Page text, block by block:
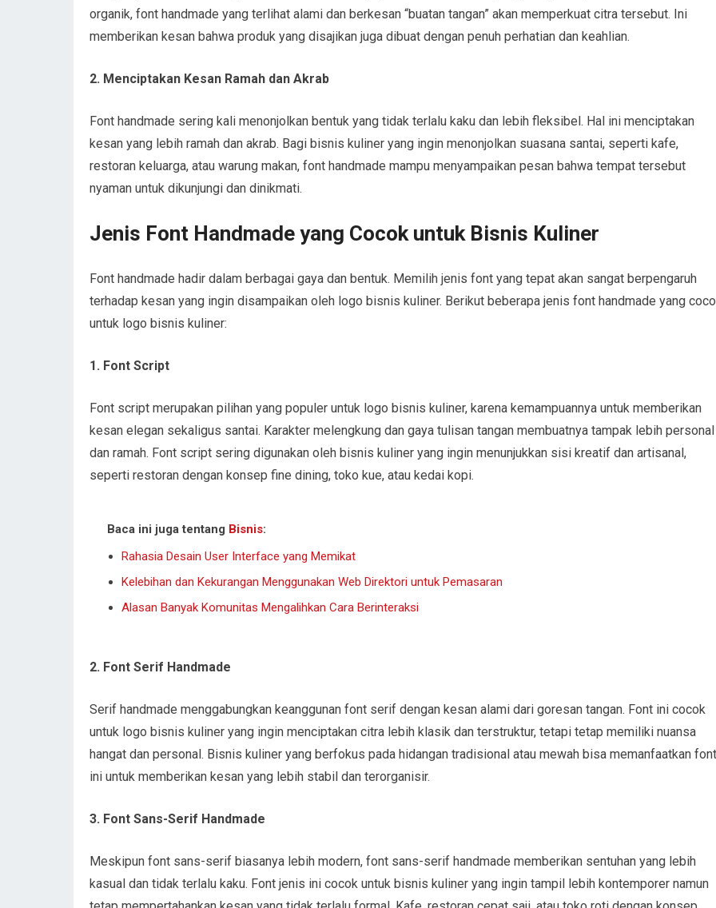
organik, font handmade yang terlihat alami dan berkesan “buatan tangan” akan memperkuat citra tersebut. Ini
memberikan kesan bahwa produk yang disajikan juga dibuat dengan penuh perhatian dan keahlian.
2. Menciptakan Kesan Ramah dan Akrab
Font handmade sering kali menonjolkan bentuk yang tidak terlalu kaku dan lebih fleksibel. Hal ini menciptakan
kesan yang lebih ramah dan akrab. Bagi bisnis kuliner yang ingin menonjolkan suasana santai, seperti kafe,
restoran keluarga, atau warung makan, font handmade mampu menyampaikan pesan bahwa tempat tersebut
nyaman untuk dikunjungi dan dinikmati.
Jenis Font Handmade yang Cocok untuk Bisnis Kuliner
Font handmade hadir dalam berbagai gaya dan bentuk. Memilih jenis font yang tepat akan sangat berpengaruh
terhadap kesan yang ingin disampaikan oleh logo bisnis kuliner. Berikut beberapa jenis font handmade yang
untuk logo bisnis kuliner:
1. Font Script
Font script merupakan pilihan yang populer untuk logo bisnis kuliner, karena kemampuannya untuk memberikan
kesan elegan sekaligus santai. Karakter melengkung dan gaya tulisan tangan membuatnya tampak lebih personal
dan ramah. Font script sering digunakan oleh bisnis kuliner yang ingin menunjukkan sisi kreatif dan artisanal,
seperti restoran dengan konsep fine dining, toko kue, atau kedai kopi.
Baca ini juga tentang Bisnis:
Rahasia Desain User Interface yang Memikat
Kelebihan dan Kekurangan Menggunakan Web Direktori untuk Pemasaran
Alasan Banyak Komunitas Mengalihkan Cara Berinteraksi
2. Font Serif Handmade
Serif handmade menggabungkan keanggunan font serif dengan kesan alami dari goresan tangan. Font ini cocok
untuk logo bisnis kuliner yang ingin menciptakan citra lebih klasik dan terstruktur, tetapi tetap memiliki nuansa
hangat dan personal. Bisnis kuliner yang berfokus pada hidangan tradisional atau mewah bisa memanfaatkan font
ini untuk memberikan kesan yang lebih stabil dan terorganisir.
3. Font Sans-Serif Handmade
Meskipun font sans-serif biasanya lebih modern, font sans-serif handmade memberikan sentuhan yang lebih
kasual dan tidak terlalu kaku. Font jenis ini cocok untuk bisnis kuliner yang ingin tampil lebih kontemporer namun